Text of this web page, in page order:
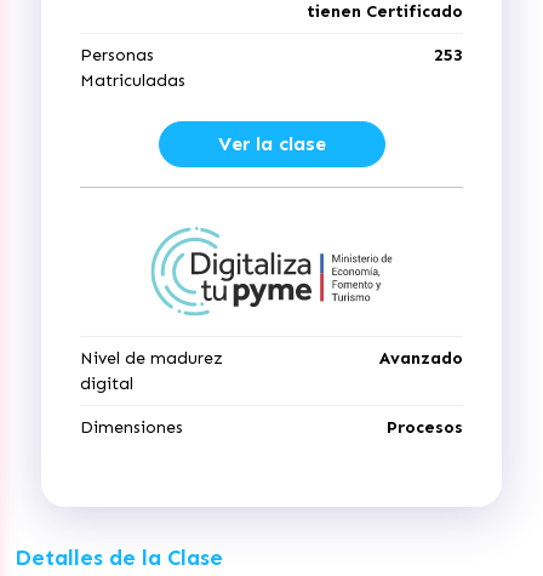
tienen Certificado
Personas
Matriculadas
253
Ver la clase
Nivel de madurez
digital
Avanzado
Dimensiones Procesos
Detalles de la Clase